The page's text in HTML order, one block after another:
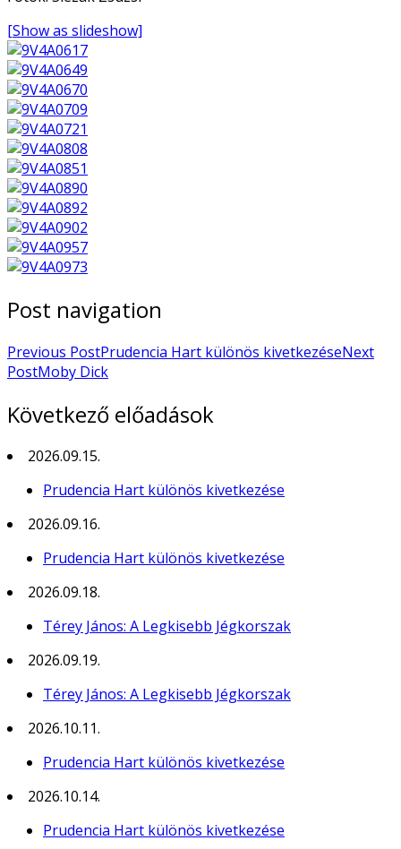
[Show as slideshow]
Post navigation
Previous PostPrudencia Hart különös kivetkezéseNext
PostMoby Dick
Következő előadások
2026.09.15.
Prudencia Hart különös kivetkezése
2026.09.16.
Prudencia Hart különös kivetkezése
2026.09.18.
Térey János: A Legkisebb Jégkorszak
2026.09.19.
Térey János: A Legkisebb Jégkorszak
2026.10.11.
Prudencia Hart különös kivetkezése
2026.10.14.
Prudencia Hart különös kivetkezése